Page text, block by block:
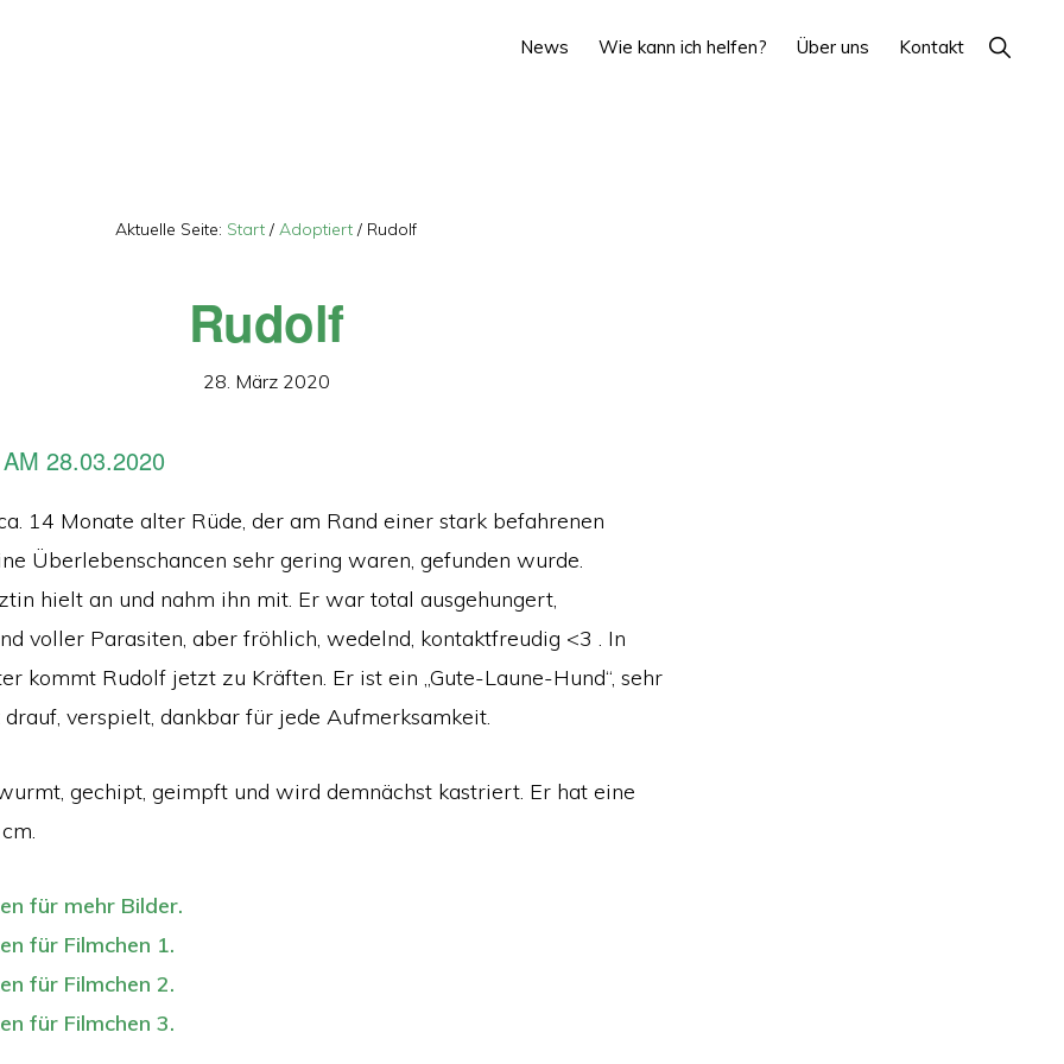
News Wie kann ich helfen? Über uns Kontakt Show
Search
Aktuelle Seite: Start / Adoptiert / Rudolf
Rudolf
28. März 2020
28.03.2020
14 Monate alter Rüde, der am Rand einer stark befahrenen
Überlebenschancen sehr gering waren, gefunden wurde.
hielt an und nahm ihn mit. Er war total ausgehungert,
voller Parasiten, aber fröhlich, wedelnd, kontaktfreudig <3 . In
kommt Rudolf jetzt zu Kräften. Er ist ein „Gute-Laune-Hund“, sehr
verspielt, dankbar für jede Aufmerksamkeit.
gechipt, geimpft und wird demnächst kastriert. Er hat eine
für mehr Bilder.
für Filmchen 1.
für Filmchen 2.
für Filmchen 3.